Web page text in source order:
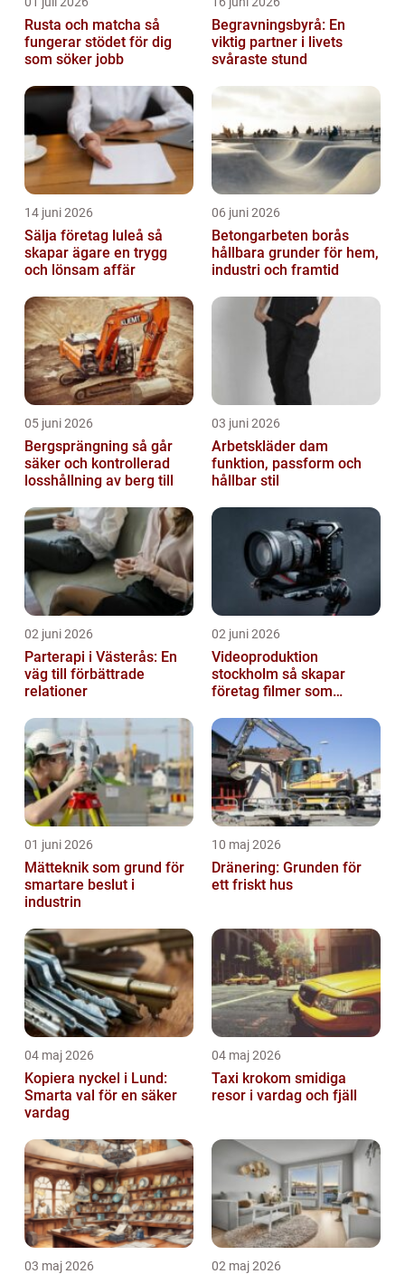
Rusta och matcha så
fungerar stödet för dig
som söker jobb
Begravningsbyrå: En
viktig partner i livets
svåraste stund
14 juni 2026
Sälja företag luleå så
skapar ägare en trygg
och lönsam affär
06 juni 2026
Betongarbeten borås
hållbara grunder för hem,
industri och framtid
05 juni 2026
Bergsprängning så går
säker och kontrollerad
losshållning av berg till
03 juni 2026
Arbetskläder dam
funktion, passform och
hållbar stil
02 juni 2026
Parterapi i Västerås: En
väg till förbättrade
relationer
02 juni 2026
Videoproduktion
stockholm så skapar
företag filmer som
01 juni 2026
Mätteknik som grund för
smartare beslut i
industrin
10 maj 2026
Dränering: Grunden för
ett friskt hus
04 maj 2026
Kopiera nyckel i Lund:
Smarta val för en säker
vardag
04 maj 2026
Taxi krokom smidiga
resor i vardag och fjäll
03 maj 2026 02 maj 2026